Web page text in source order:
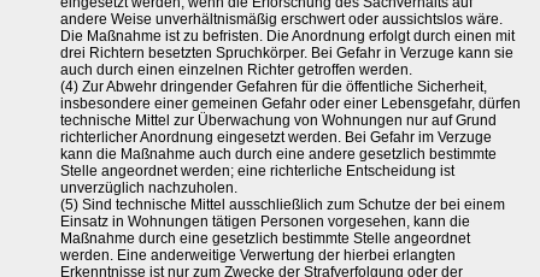
andere Weise unverhältnismäßig erschwert oder aussichtslos wäre.
Die Maßnahme ist zu befristen. Die Anordnung erfolgt durch einen mit
drei Richtern besetzten Spruchkörper. Bei Gefahr in Verzuge kann sie
auch durch einen einzelnen Richter getroffen werden.
(4) Zur Abwehr dringender Gefahren für die öffentliche Sicherheit,
insbesondere einer gemeinen Gefahr oder einer Lebensgefahr, dürfen
technische Mittel zur Überwachung von Wohnungen nur auf Grund
richterlicher Anordnung eingesetzt werden. Bei Gefahr im Verzuge
kann die Maßnahme auch durch eine andere gesetzlich bestimmte
Stelle angeordnet werden; eine richterliche Entscheidung ist
unverzüglich nachzuholen.
(5) Sind technische Mittel ausschließlich zum Schutze der bei einem
Einsatz in Wohnungen tätigen Personen vorgesehen, kann die
Maßnahme durch eine gesetzlich bestimmte Stelle angeordnet
werden. Eine anderweitige Verwertung der hierbei erlangten
Erkenntnisse ist nur zum Zwecke der Strafverfolgung oder der